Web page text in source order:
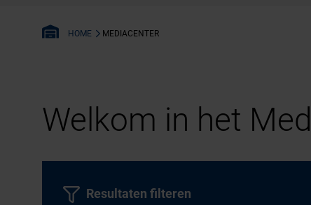
HOME MEDIACENTER
Welkom in het
Resultaten filteren